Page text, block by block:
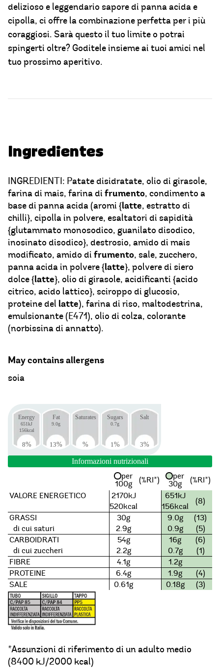
delizioso e leggendario sapore di panna acida e
cipolla, ci offre la combinazione perfetta per i più
coraggiosi. Sarà questo il tuo limite o potrai
spingerti oltre? Goditele insieme ai tuoi amici nel
tuo prossimo aperitivo.
Ingredientes
INGREDIENTI: Patate disidratate, olio di girasole,
farina di mais, farina di frumento, condimento a
base di panna acida (aromi {latte, estratto di
chilli}, cipolla in polvere, esaltatori di sapidità
{glutammato monosodico, guanilato disodico,
inosinato disodico}, destrosio, amido di mais
modificato, amido di frumento, sale, zucchero,
panna acida in polvere {latte}, polvere di siero
dolce {latte}, olio di girasole, acidificanti {acido
citrico, acido lattico}, sciroppo di glucosio,
proteine del latte), farina di riso, maltodestrina,
emulsionante (E471), olio di colza, colorante
(norbissina di annatto).
May contains allergens
soia
Energy
651kJ
156kcal
8%
Fat
9.0g
13%
Saturates
%
Sugars
0.7g
1 %
Salt
3%
Informazioni nutrizionali
per
100g
(%RI*)
per
30g
(%RI*)
VALORE ENERGETICO
2170kJ 651kJ
(8)
520kcal
156kcal
GRASSI
30g 9.0g
(13)
di cui saturi
2.9g 0.9g
(5)
CARBOIDRATI
54g 16g
(6)
di cui zuccheri
2.2g 0.7g
(1)
FIBRE
4.1g
1.2g
PROTEINE
6.4g 1.9g
(4)
SALE
0.61g 0.18g (3)
*Assunzioni di riferimento di un adulto medio
(8400 kJ/2000 kcal)